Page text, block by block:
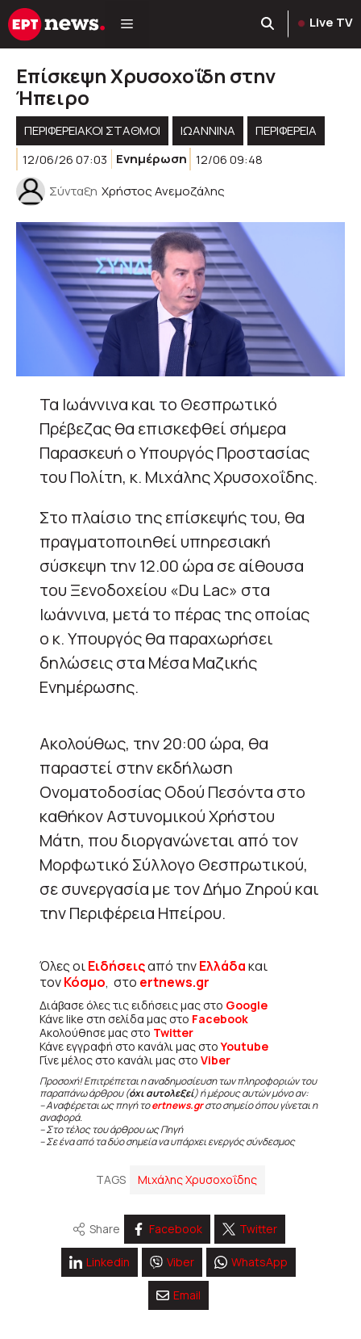
Μετάβαση
σε
Live TV
Επίσκεψη Χρυσοχοΐδη στην
Ήπειρο
ΠΕΡΙΦΕΡΕΙΑΚΟΊ ΣΤΑΘΜΟΊ ΙΩΑΝΝΙΝΑ
ΠΕΡΙΦΈΡΕΙΑ
12/06/26 07:03
Ενημέρωση 12/06 09:48
Σύνταξη Χρήστος Ανεμοζάλης
Τα Ιωάννινα και το Θεσπρωτικό
Πρέβεζας θα επισκεφθεί σήμερα
Παρασκευή ο Υπουργός Προστασίας
του Πολίτη, κ. Μιχάλης Χρυσοχοΐδης.
Στο πλαίσιο της επίσκεψής του, θα
πραγματοποιηθεί υπηρεσιακή
σύσκεψη την 12.00 ώρα σε αίθουσα
του Ξενοδοχείου «Du Lac» στα
Ιωάννινα, μετά το πέρας της οποίας
ο κ. Υπουργός θα παραχωρήσει
δηλώσεις στα Μέσα Μαζικής
Ενημέρωσης.
Ακολούθως, την 20:00 ώρα, θα
παραστεί στην εκδήλωση
Ονοματοδοσίας Οδού Πεσόντα στο
καθήκον Αστυνομικού Χρήστου
Μάτη, που διοργανώνεται από τον
Μορφωτικό Σύλλογο Θεσπρωτικού,
σε συνεργασία με τον Δήμο Ζηρού και
την Περιφέρεια Ηπείρου.
Όλες οιΕιδήσειςαπό τηνΕλλάδακαι
τονΚόσμο, στο ertnews.gr
Διάβασε όλες τις ειδήσεις μας στο Google
Κάνε like στη σελίδα μας στο Facebook
Ακολούθησε μας στο Twitter
Κάνε εγγραφή στο κανάλι μας στοYoutube
Γίνε μέλος στο κανάλι μας στο Viber
Προσοχή! Επιτρέπεται η αναδημοσίευση των πληροφοριών του
παραπάνω άρθρου (όχι αυτολεξεί) ή μέρους αυτών μόνο αν:
– Αναφέρεται ως πηγή τοertnews.grστο σημείο όπου γίνεται η
αναφορά.
– Στο τέλος του άρθρου ως Πηγή
– Σε ένα από τα δύο σημεία να υπάρχει ενεργός σύνδεσμος
TAGS Μιχάλης Χρυσοχοΐδης
Share Facebook Twitter
Linkedin Viber WhatsApp
Email